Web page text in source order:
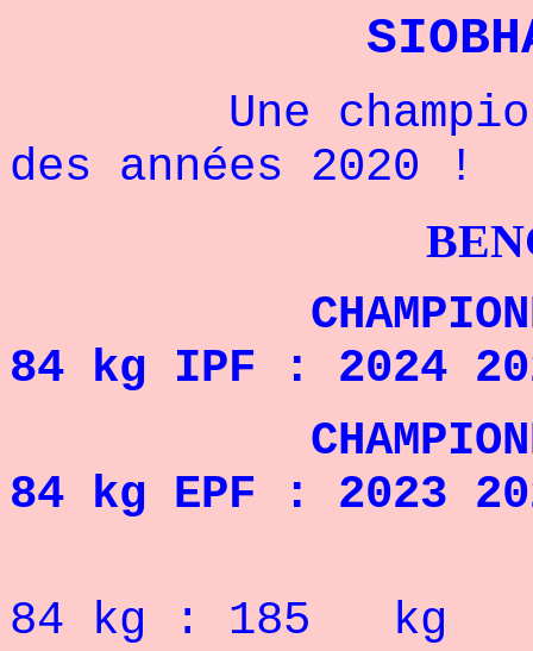
Une
des années 2020 !
CHAMPIONNE
84 kg IPF : 2024
CHAMPIONNE
84 kg EPF : 2023
84 kg : 185 kg